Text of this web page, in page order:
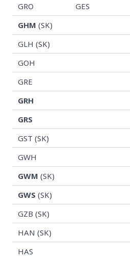
GRO
GES
GHM (SK)
GLH (SK)
GOH
GRE
GRH
GRS
GST (SK)
GWH
GWM(SK)
GWS(SK)
GZB (SK)
HAN (SK)
HAS